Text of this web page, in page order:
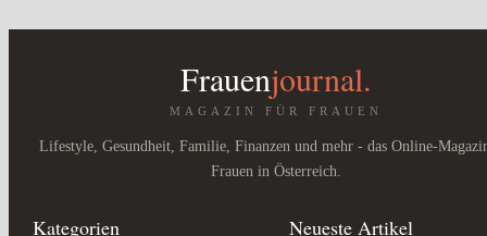
Frauenjournal.
MAGAZIN FÜR FRAUEN
Lifestyle, Gesundheit, Familie, Finanzen und mehr - das Online-
Frauen in Österreich.
Kategorien Neueste Artikel